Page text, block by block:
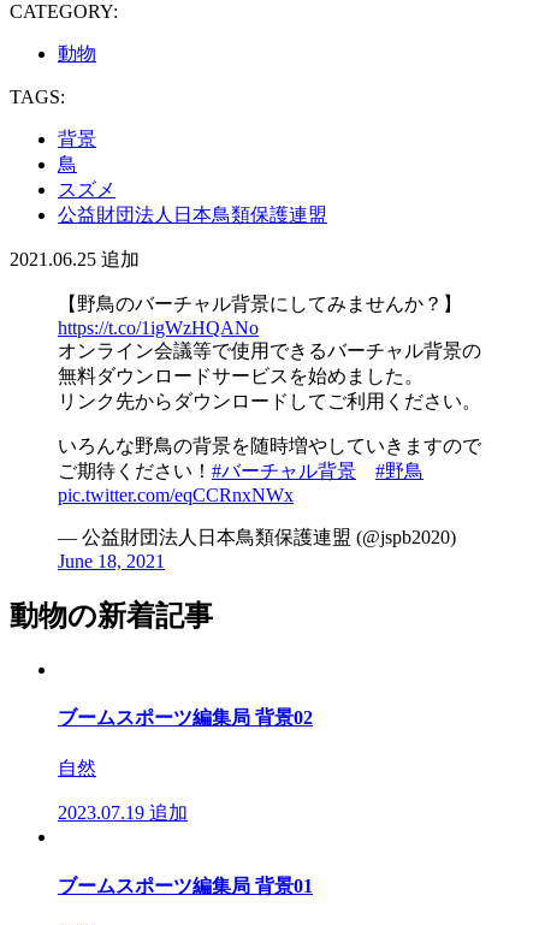
CATEGORY:
動物
TAGS:
背景
鳥
スズメ
公益財団法人日本鳥類保護連盟
2021.06.25 追加
【野鳥のバーチャル背景にしてみませんか？】
https://t.co/1igWzHQANo
オンライン会議等で使用できるバーチャル背景の
無料ダウンロードサービスを始めました。
リンク先からダウンロードしてご利用ください。
いろんな野鳥の背景を随時増やしていきますので
ご期待ください！ #バーチャル背景
#野鳥
pic.twitter.com/eqCCRnxNWx
— 公益財団法人日本鳥類保護連盟 (@jspb2020)
June 18, 2021
動物の新着記事
ブームスポーツ編集局 背景02
自然
2023.07.19 追加
ブームスポーツ編集局 背景01